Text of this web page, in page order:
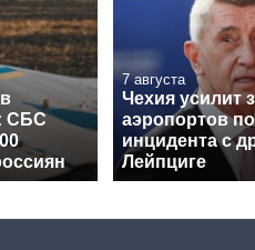
СБС
7 августа
Чехия усилит
аэропортов
инцидента с
Лейпциге